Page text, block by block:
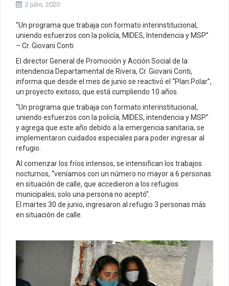
2 julio, 2020
“Un programa que trabaja con formato interinstitucional,
uniendo esfuerzos con la policía, MIDES, Intendencia y MSP”
– Cr. Giovani Conti
El director General de Promoción y Acción Social de la
intendencia Departamental de Rivera, Cr. Giovani Conti,
informa que desde el mes de junio se reactivó el “Plan Polar”,
un proyecto exitoso, que está cumpliendo 10 años.
“Un programa que trabaja con formato interinstitucional,
uniendo esfuerzos con la policía, MIDES, intendencia y MSP”
y agrega que este año debido a la emergencia sanitaria, se
implementaron cuidados especiales para poder ingresar al
refugio.
Al comenzar los fríos intensos, se intensifican los trabajos
nocturnos, “veníamos con un número no mayor a 6 personas
en situación de calle, que accedieron a los refugios
municipales; solo una persona no aceptó”.
El martes 30 de junio, ingresaron al refugio 3 personas más
en situación de calle.